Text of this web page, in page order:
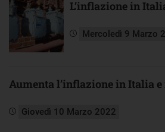
L’inflazione in
Mercoledì 9 Marzo
Aumenta l’inflazione in Italia e
Giovedì 10 Marzo 2022